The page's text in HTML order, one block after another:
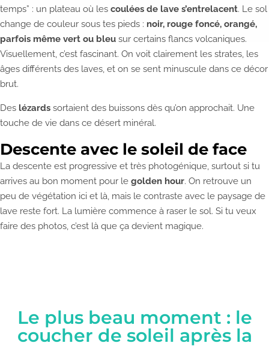
temps” : un plateau où les coulées de lave s’entrelacent. Le sol
change de couleur sous tes pieds : noir, rouge foncé, orangé,
parfois même vert ou bleu sur certains flancs volcaniques.
Visuellement, c’est fascinant. On voit clairement les strates, les
âges différents des laves, et on se sent minuscule dans ce décor
brut.
Des lézards sortaient des buissons dès qu’on approchait. Une
touche de vie dans ce désert minéral.
Descente avec le soleil de face
La descente est progressive et très photogénique, surtout si tu
arrives au bon moment pour le golden hour. On retrouve un
peu de végétation ici et là, mais le contraste avec le paysage de
lave reste fort. La lumière commence à raser le sol. Si tu veux
faire des photos, c’est là que ça devient magique.
Le plus beau moment : le
coucher de soleil après la